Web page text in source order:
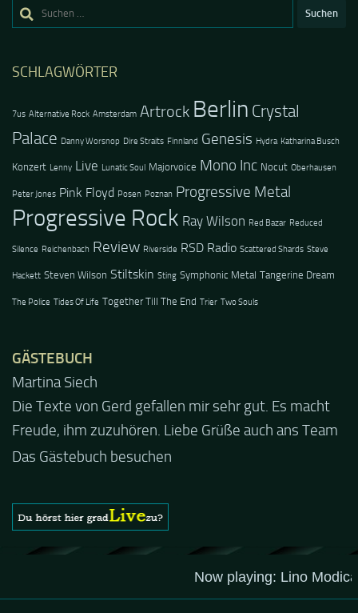
Suchen
nach:
SCHLAGWÖRTER
7us Alternative Rock Amsterdam Artrock Berlin Crystal
Palace Danny Worsnop Dire Straits Finnland Genesis Hydra Katharina Busch
Konzert Lenny Live Lunatic Soul Majorvoice Mono Inc Nocut Oberhausen
Peter Jones Pink Floyd Posen Poznan Progressive Metal
Progressive Rock Ray Wilson Red Bazar Reduced
Silence Reichenbach Review Riverside RSD Radio Scattered Shards Steve
Hackett Steven Wilson Stiltskin Sting Symphonic Metal Tangerine Dream
The Police Tides Of Life Together Till The End Trier Two Souls
GÄSTEBUCH
Jacel
Guten Abend und auch von uns nochmals besten
Dank für die tolle Mucke zur Party! Der aktuelle Live
Stream ist eine schöne Zusammenfassung - Merci...